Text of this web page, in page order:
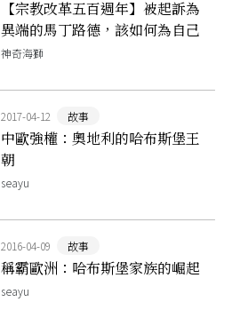
【宗教改革五百週年】被起訴為
異端的馬丁路德，該如何為自己
辯護？
神奇海獅
2017-04-12 故事
中歐強權：奧地利的哈布斯堡王
朝
seayu
2016-04-09 故事
稱霸歐洲：哈布斯堡家族的崛起
seayu